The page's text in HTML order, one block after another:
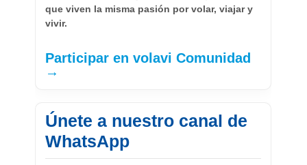
que viven la misma pasión por volar, viajar y
vivir.
Participar en volavi Comunidad
→
Únete a nuestro canal de
WhatsApp